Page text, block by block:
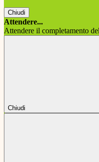
Chiudi
Attendere...
Attendere il completamento
Chiudi